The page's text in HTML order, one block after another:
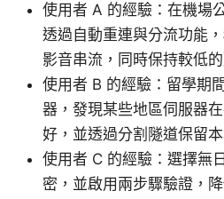
使用者 A 的經驗：在機場
透過自動重連與分流功能
影音串流，同時保持較低
使用者 B 的經驗：留學期
器，發現某些地區伺服器
好，並透過分割隧道保留
使用者 C 的經驗：選擇無
密，並啟用兩步驟驗證，